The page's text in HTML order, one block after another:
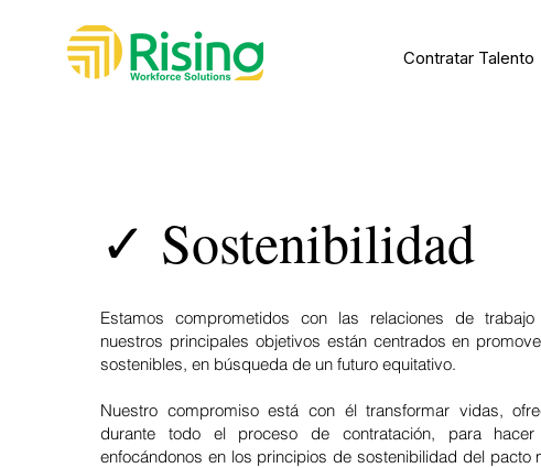
Contratar Talento
✓ Sostenibilidad
Estamos comprometidos con las relaciones de trabajo
nuestros principales objetivos están centrados en
sostenibles, en búsqueda de un futuro equitativo.
Nuestro compromiso está con él transformar vidas,
durante todo el proceso de contratación, para
enfocándonos en los principios de sostenibilidad del pacto